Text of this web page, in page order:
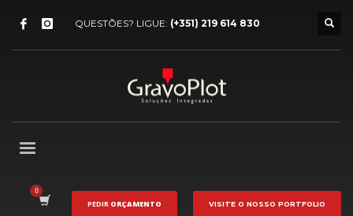
QUESTÕES? LIGUE: (+351) 219 614 830
PEDIR ORÇAMENTO VISITE O NOSSO PORTFOLIO